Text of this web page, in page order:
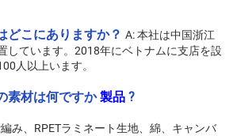
どこにありますか？ A: 本社は中国浙江
しています。2018年にベトナムに支店を設
人以上います。
素材は何ですか 製品 ?
み、RPETラミネート生地、綿、キャンバ